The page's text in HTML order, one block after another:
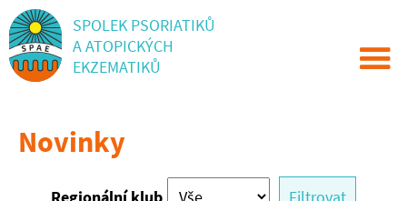
SPOLEK PSORIATIKŮ
A ATOPICKÝCH
EKZEMATIKŮ
Novinky